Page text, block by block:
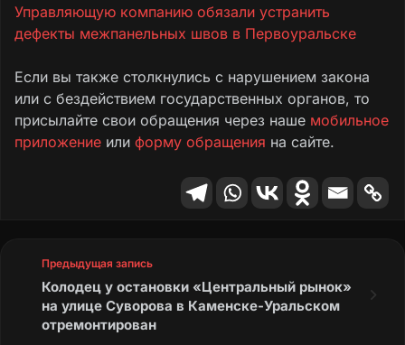
Управляющую компанию обязали устранить
дефекты межпанельных швов в Первоуральске
Если вы также столкнулись с нарушением закона
или с бездействием государственных органов, то
присылайте свои обращения через наше мобильное
приложение или форму обращения на сайте.
Предыдущая запись
Колодец у остановки «Центральный рынок»
на улице Суворова в Каменске-Уральском
отремонтирован